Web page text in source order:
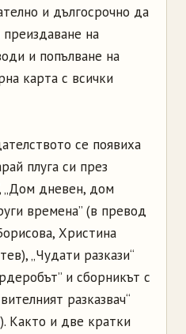
и дългосрочно да
на
и попълване на
карта с всички
се появиха
плуга си през
„Дом дневен, дом
времена” (в превод
Христина
„Чудати разкази“
и сборникът с
разказвач“
Както и две кратки